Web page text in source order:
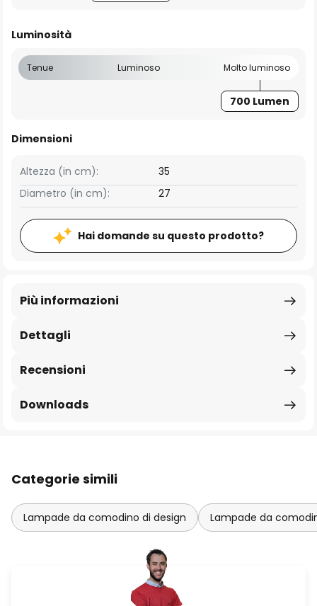
Luminosità
Tenue Luminoso Molto luminoso
700 Lumen
Dimensioni
Altezza (in cm):
35
Diametro (in cm):
27
Hai domande su questo prodotto?
Dettagli
Più informazioni
Recensioni
Downloads
Categorie simili
Lampade da comodino di design Lampade da